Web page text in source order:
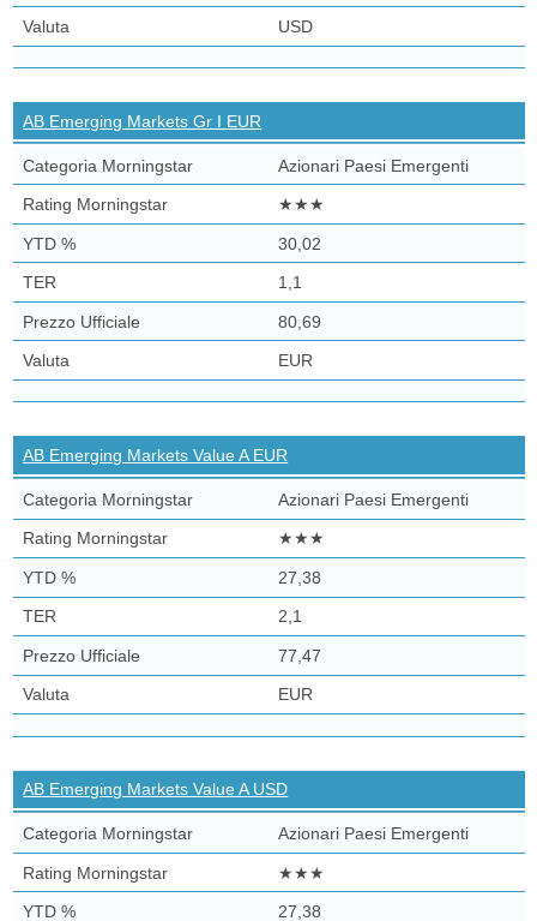
USD
AB Emerging Markets Gr I EUR
Azionari Paesi Emergenti
★★★
30,02
1,1
80,69
EUR
AB Emerging Markets Value A EUR
Azionari Paesi Emergenti
★★★
27,38
2,1
77,47
EUR
AB Emerging Markets Value A USD
Azionari Paesi Emergenti
★★★
27,38